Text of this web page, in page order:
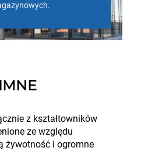
z kształtowników
ze względu
żywotność i ogromne